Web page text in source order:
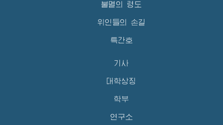
불멸의 령도
위인들의 손길
특간호
기사
대학상징
학부
연구소